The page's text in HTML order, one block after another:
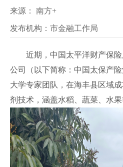
来源： 南方+
发布机构： 市金融工作局
近期，中国太平洋财产保
公司（以下简称：中国太保产
大学专家团队，在海丰县区域
剂技术，涵盖水稻、蔬菜、水果